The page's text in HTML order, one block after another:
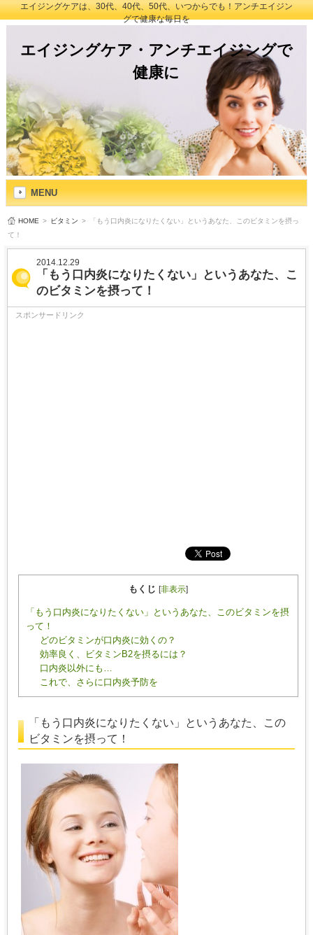
エイジングケアは、30代、40代、50代、いつからでも！アンチエイジン
グで健康な毎日を
エイジングケア・アンチエイジングで
健康に
MENU
HOME > ビタミン >
「もう口内炎になりたくない」というあなた、このビタミンを摂っ
て！
2014.12.29
「もう口内炎になりたくない」というあなた、こ
のビタミンを摂って！
スポンサードリンク
もくじ [非表示]
「もう口内炎になりたくない」というあなた、このビタミンを摂
って！
どのビタミンが口内炎に効くの？
効率良く、ビタミンB2を摂るには？
口内炎以外にも…
これで、さらに口内炎予防を
「もう口内炎になりたくない」というあなた、この
ビタミンを摂って！